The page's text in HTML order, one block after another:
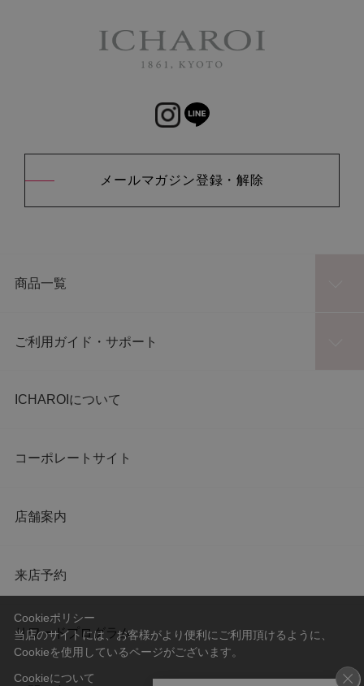
メールマガジン登録・解除
商品一覧
ご利用ガイド・サポート
ICHAROIについて
コーポレートサイト
店舗案内
来店予約
リワードプログラム
Cookieポリシー
当店のサイトには、お客様がより便利にご利用頂けるように、
Cookieを使用しているページがございます。
Cookieについて